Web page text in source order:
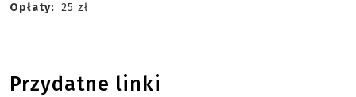
Opłaty: 25 zł
Przydatne linki